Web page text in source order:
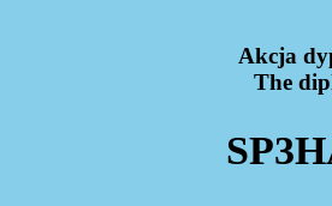
Akcja
The